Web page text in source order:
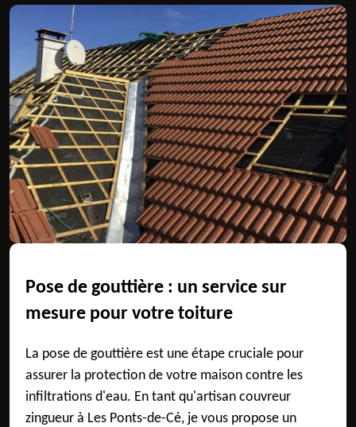
Pose de gouttière : un service sur
mesure pour votre toiture
La pose de gouttière est une étape cruciale pour
assurer la protection de votre maison contre les
infiltrations d'eau. En tant qu'artisan couvreur
zingueur à Les Ponts-de-Cé, je vous propose un